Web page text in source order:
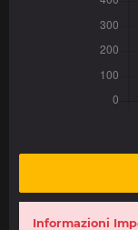
Informazioni